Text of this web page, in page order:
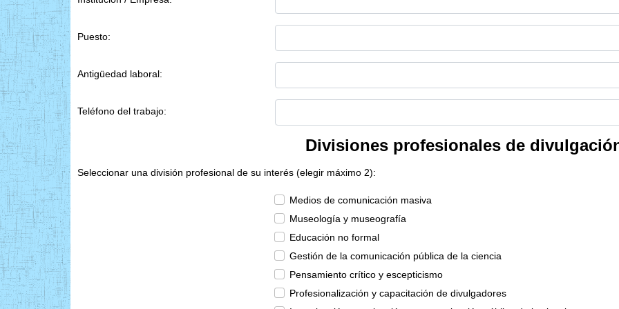
Puesto:
Antigüedad laboral:
Teléfono del trabajo:
Divisiones profesionales de
Seleccionar una división profesional de su interés (elegir máximo 2):
Medios de comunicación masiva
Museología y museografía
Educación no formal
Gestión de la comunicación pública de la ciencia
Pensamiento crítico y escepticismo
Profesionalización y capacitación de divulgadores